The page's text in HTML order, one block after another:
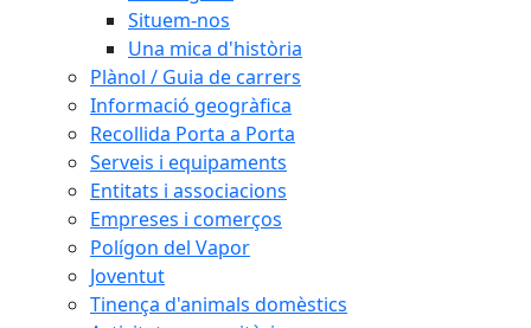
Situem-nos
Una mica d'història
Plànol / Guia de carrers
Informació geogràfica
Recollida Porta a Porta
Serveis i equipaments
Entitats i associacions
Empreses i comerços
Polígon del Vapor
Joventut
Tinença d'animals domèstics